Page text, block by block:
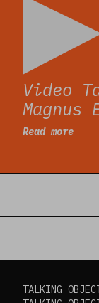
Video
Magnus
Read more
TALKING